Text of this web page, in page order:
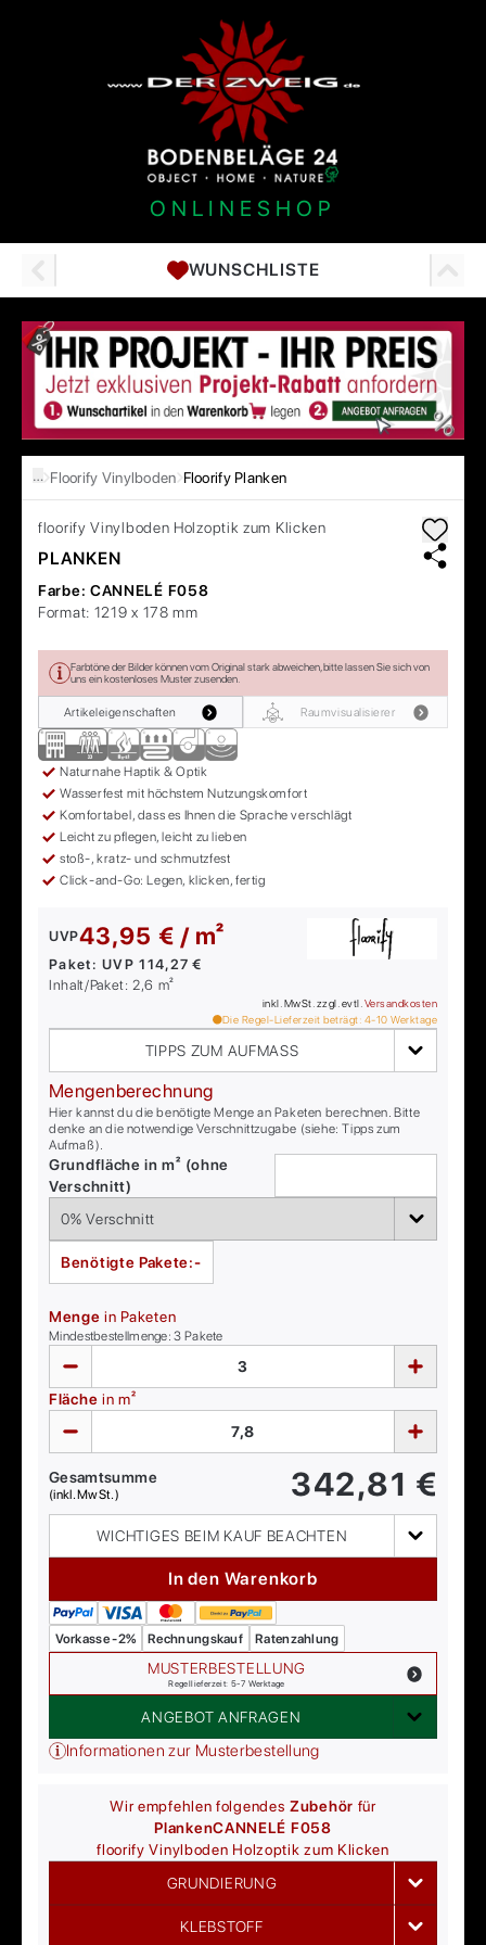
ONLINESHOP
WUNSCHLISTE
… Floorify Vinylboden Floorify Planken
floorify Vinylboden Holzoptik zum Klicken
PLANKEN
Farbe: CANNELÉ F058
Format: 1219 x 178 mm
Farbtöne der Bilder können vom Original stark abweichen, bitte lassen Sie sich von
uns ein kostenloses Muster zusenden.
Artikeleigenschaften Raumvisualisierer
Naturnahe Haptik & Optik
Wasserfest mit höchstem Nutzungskomfort
Komfortabel, dass es Ihnen die Sprache verschlägt
Leicht zu pflegen, leicht zu lieben
stoß-, kratz- und schmutzfest
Click-and-Go: Legen, klicken, fertig
UVP43,95 € / m²
Paket:UVP114,27 €
Inhalt/Paket:2,6 m²
inkl. MwSt. zzgl. evtl. Versandkosten
Die Regel-Lieferzeit beträgt: 4-10 Werktage
TIPPS ZUM AUFMASS
Mengenberechnung
Hier kannst du die benötigte Menge an Paketen berechnen. Bitte
denke an die notwendige Verschnittzugabe (siehe: Tipps zum
Aufmaß).
Grundfläche in m² (ohne
Verschnitt)
Benötigte Pakete:-
Menge in Paketen
Mindestbestellmenge:3 Pakete
Fläche in m²
Gesamtsumme
(inkl. MwSt.) 342,81 €
WICHTIGES BEIM KAUF BEACHTEN
In den Warenkorb
Vorkasse -2% Rechnungskauf Ratenzahlung
MUSTERBESTELLUNG
Regellieferzeit: 5-7 Werktage
ANGEBOT ANFRAGEN
Informationen zur Musterbestellung
Wir empfehlen folgendesZubehör für
PlankenCANNELÉ F058
floorify Vinylboden Holzoptik zum Klicken
GRUNDIERUNG
KLEBSTOFF